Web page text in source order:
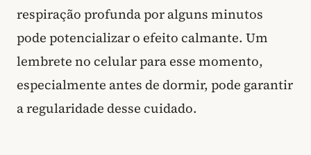
respiração profunda por alguns minutos
pode potencializar o efeito calmante. Um
lembrete no celular para esse momento,
especialmente antes de dormir, pode garantir
a regularidade desse cuidado.